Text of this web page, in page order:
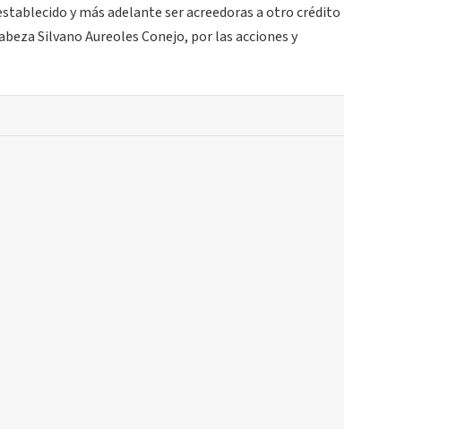
y más adelante ser acreedoras a otro crédito
Silvano Aureoles Conejo, por las acciones y